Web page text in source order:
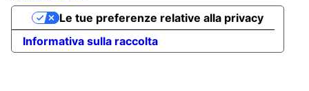
Informativa sulla raccolta
Le tue preferenze relative alla privacy